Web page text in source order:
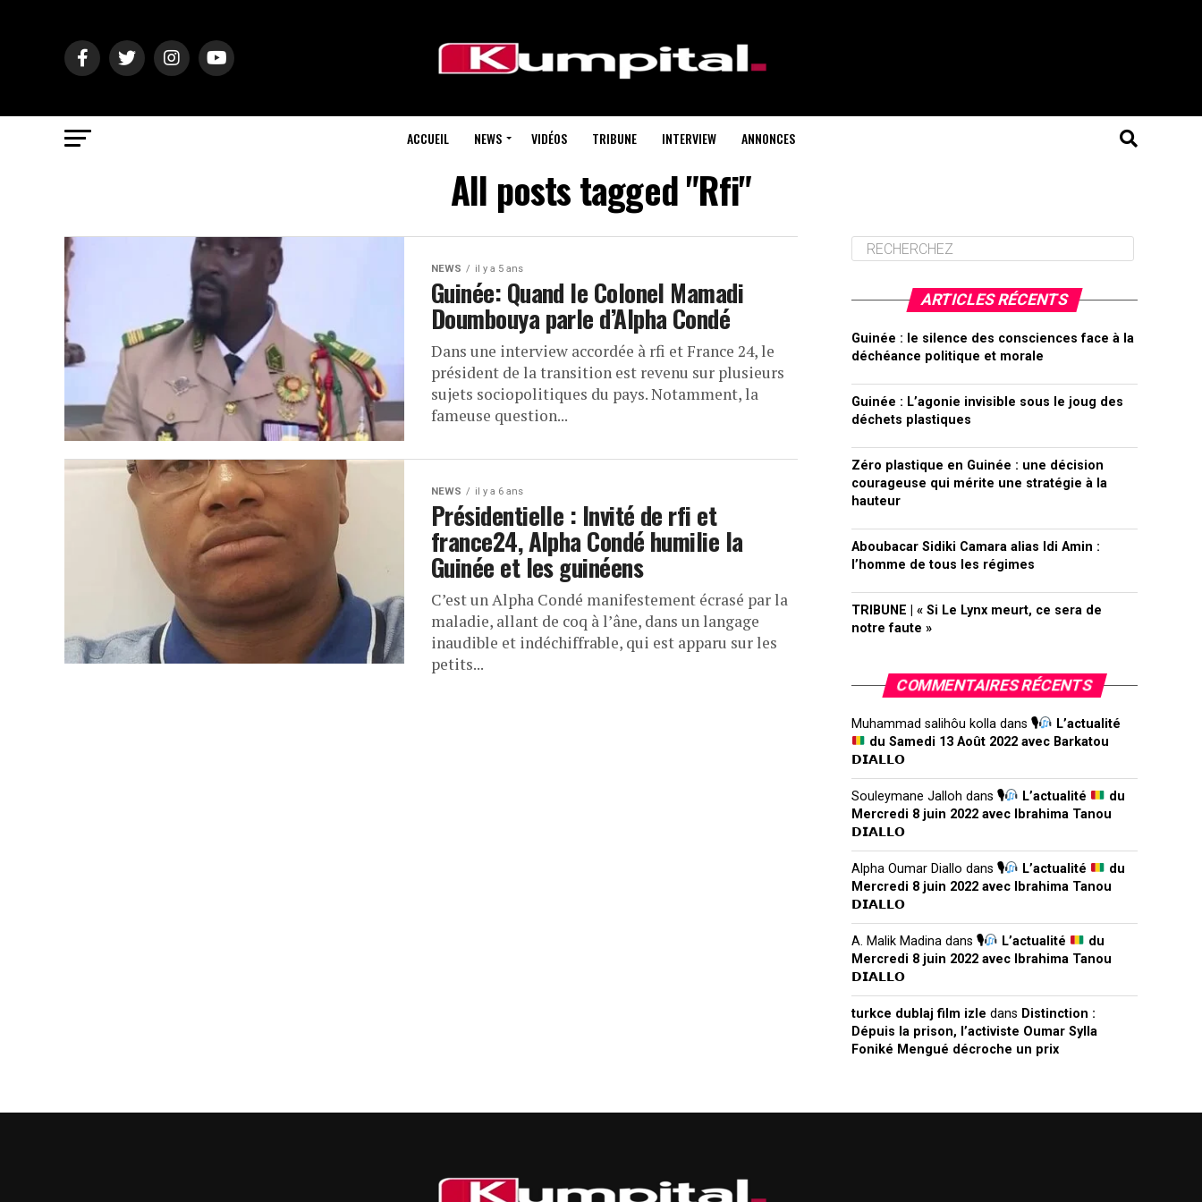
ACCUEIL NEWS VIDÉOS TRIBUNE INTERVIEW ANNONCES
All posts tagged "Rfi"
NEWS il y a 5 ans
Guinée: Quand le Colonel Mamadi
Doumbouya parle d’Alpha Condé
Dans une interview accordée à rfi et France 24, le
président de la transition est revenu sur plusieurs
sujets sociopolitiques du pays. Notamment, la
fameuse question...
NEWS il y a 6 ans
Présidentielle : Invité de rfi et
france24, Alpha Condé humilie la
Guinée et les guinéens
C’est un Alpha Condé manifestement écrasé par la
maladie, allant de coq à l’âne, dans un langage
inaudible et indéchiffrable, qui est apparu sur les
petits...
ARTICLES RÉCENTS
Guinée : le silence des consciences face à la
déchéance politique et morale
Guinée : L’agonie invisible sous le joug des
déchets plastiques
Zéro plastique en Guinée : une décision
courageuse qui mérite une stratégie à la
hauteur
Aboubacar Sidiki Camara alias Idi Amin :
l’homme de tous les régimes
TRIBUNE | « Si Le Lynx meurt, ce sera de
notre faute »
COMMENTAIRES RÉCENTS
Muhammad salihôu kolla dans 🎙
L’actualité
du Samedi 13 Août 2022 avec Barkatou
𝗗𝗜𝗔𝗟𝗟𝗢
Souleymane Jalloh dans 🎙 L’actualité
du
Mercredi 8 juin 2022 avec Ibrahima Tanou
𝗗𝗜𝗔𝗟𝗟𝗢
Alpha Oumar Diallo dans 🎙 L’actualité
du
Mercredi 8 juin 2022 avec Ibrahima Tanou
𝗗𝗜𝗔𝗟𝗟𝗢
A. Malik Madina dans 🎙 L’actualité
du
Mercredi 8 juin 2022 avec Ibrahima Tanou
𝗗𝗜𝗔𝗟𝗟𝗢
turkce dublaj film izle dans Distinction :
Dépuis la prison, l’activiste Oumar Sylla
Foniké Mengué décroche un prix